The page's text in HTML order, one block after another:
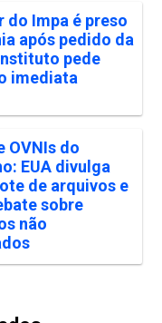
do Impa é preso
após pedido da
pede
imediata
OVNIs do
EUA divulga
de arquivos e
sobre
não